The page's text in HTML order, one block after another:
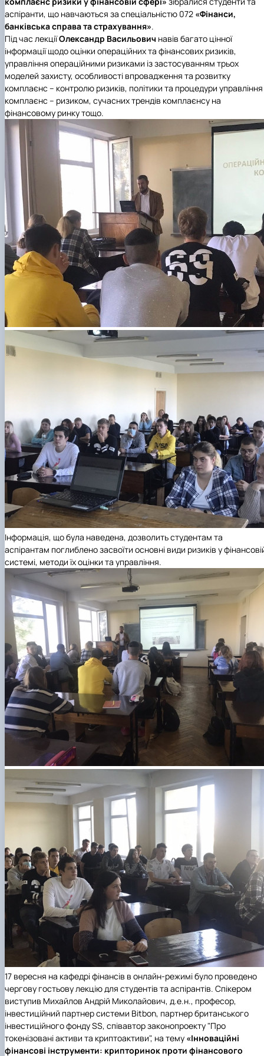
аспіранти, що навчаються за спеціальністю 072 «Фінанси,
банківська справа та страхування».
Під час лекціїОлександр Васильович навів багато цінної
інформації щодо оцінки операційних та фінансових ризиків,
управління операційними ризиками із застосуванням трьох
моделей захисту, особливості впровадження та розвитку
комплаєнс – контролю ризиків, політики та процедури управління
комплаєнс – ризиком, сучасних трендів комплаєнсу на
фінансовому ринку тощо.
Інформація, що була наведена, дозволить студентам та
аспірантам поглиблено засвоїти основні види ризиків у
системі, методи їх оцінки та управління.
17 вересня на кафедрі фінансів в онлайн-режимі було проведено
чергову гостьову лекцію для студентів та аспірантів. Спікером
виступив Михайлов Андрій Миколайович, д.е.н., професор,
інвестиційний партнер системи Bitbon, партнер британського
інвестиційного фонду SS, співавтор законопроекту "Про
токенізовані активи та криптоактиви", на тему «Інноваційні
фінансові інструменти: крипторинок проти фінансового